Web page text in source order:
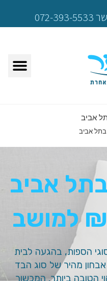
אביב
בתל אביב
אביב
הספות, בהגעה לבית
מהיר של סוג הבד
הטובה ביותר. המכשור